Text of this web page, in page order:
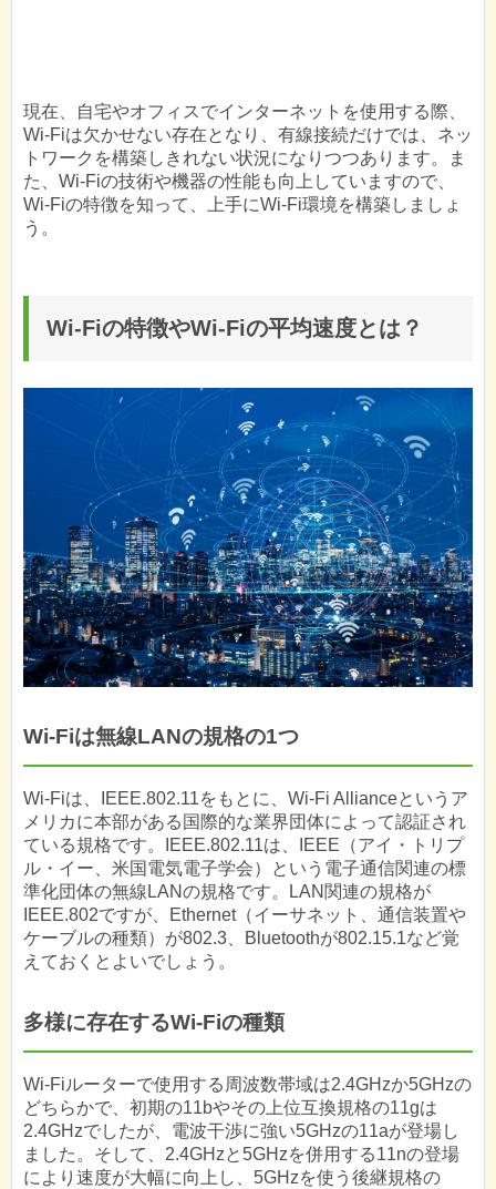
現在、自宅やオフィスでインターネットを使用する際、
Wi-Fiは欠かせない存在となり、有線接続だけでは、ネッ
トワークを構築しきれない状況になりつつあります。ま
た、Wi-Fiの技術や機器の性能も向上していますので、
Wi-Fiの特徴を知って、上手にWi-Fi環境を構築しましょ
う。
Wi-Fiの特徴やWi-Fiの平均速度とは？
Wi-Fiは無線LANの規格の1つ
Wi-Fiは、IEEE.802.11をもとに、Wi-Fi Allianceというア
メリカに本部がある国際的な業界団体によって認証され
ている規格です。IEEE.802.11は、IEEE（アイ・トリプ
ル・イー、米国電気電子学会）という電子通信関連の標
準化団体の無線LANの規格です。LAN関連の規格が
IEEE.802ですが、Ethernet（イーサネット、通信装置や
ケーブルの種類）が802.3、Bluetoothが802.15.1など覚
えておくとよいでしょう。
多様に存在するWi-Fiの種類
Wi-Fiルーターで使用する周波数帯域は2.4GHzか5GHzの
どちらかで、初期の11bやその上位互換規格の11gは
2.4GHzでしたが、電波干渉に強い5GHzの11aが登場し
ました。そして、2.4GHzと5GHzを併用する11nの登場
により速度が大幅に向上し、5GHzを使う後継規格の